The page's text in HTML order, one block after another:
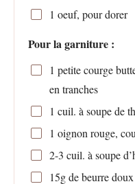
1 oeuf, pour dorer
Pour la garniture :
1 petite courge
en tranches
1 cuil. à soupe de
1 oignon rouge,
2-3 cuil. à soupe
15gde beurre doux